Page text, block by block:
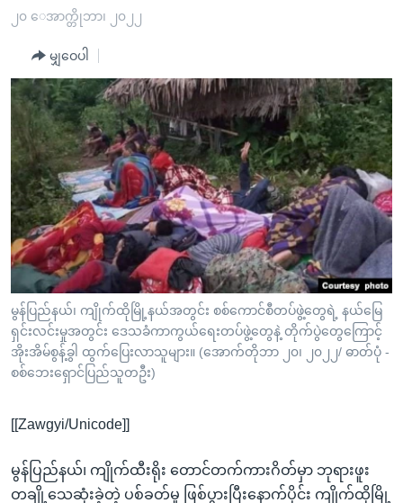
ပင်မ
ကျော်
ကြည့်
ရန်
ပင်မ
အ
ညွန်း
စာမျက်နှာ
သို့
ကျော်
ကြည့်
ရန်
ရှာဖွေ
သို့
ရန်
အစ္စရေး-ပါလက်စတိုင်း
အင်္ဂလိပ်စာလေ့လာမယ်
အမေရိကန်သုံးအီဒီယံ
မကြေးမုံရဲ့ အင်္ဂလိပ်စာ
ရုပ်ရှင်ထဲက အင်္ဂလိပ်စာ
သုတပဒေသာ အင်္ဂလိပ်စာ
အပတ်စဉ်ကဏ္ဍများ
ရေဒီယို
တီဗွီ
ရေဒီယိုနှင့်ရုပ်သံ အချက်အလက်များ
ရေဒီယို/တီဗွီအစီအစဉ်
Learning English
ဗွီအိုအေ လူမှုကွန်ယက်များ
ဘာသာစကားများ
၂၀ ေအာက္တိုဘာ၊ ၂၀၂၂
မျှဝေပါ
မွန်ပြည်နယ်၊ ကျိုက်ထိုမြို့နယ်အတွင်း စစ်ကောင်စီတပ်ဖွဲ့တွေရဲ့ နယ်မြေ
ရှင်းလင်းမှုအတွင်း ဒေသခံကာကွယ်ရေးတပ်ဖွဲ့တွေနဲ့ တိုက်ပွဲတွေကြောင့်
အိုးအိမ်စွန့်ခွါ ထွက်ပြေးလာသူများ။ (အောက်တိုဘာ ၂၀၊ ၂၀၂၂/ ဓာတ်ပုံ -
စစ်ဘေးရှောင်ပြည်သူတဦး)
[[Zawgyi/Unicode]]
မွန်ပြည်နယ်၊ ကျိုက်ထီးရိုး တောင်တက်ကားဂိတ်မှာ ဘုရားဖူး
တချို့သေဆုံးခဲ့တဲ့ ပစ်ခတ်မှု ဖြစ်ပွားပြီးနောက်ပိုင်း ကျိုက်ထိုမြို့